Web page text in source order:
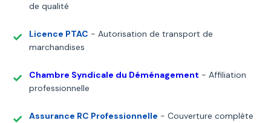
de qualité
Licence PTAC - Autorisation de transport de
marchandises
Chambre Syndicale du Déménagement - Affiliation
professionnelle
Assurance RC Professionnelle - Couverture complète